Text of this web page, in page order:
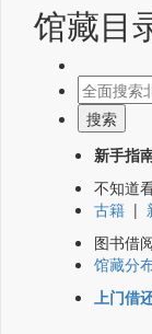
馆藏目
新手指
不知道
古籍 |
图书借
馆藏分
上门借